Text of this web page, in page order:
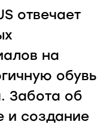
отвечает
на
обувь
Забота об
и создание